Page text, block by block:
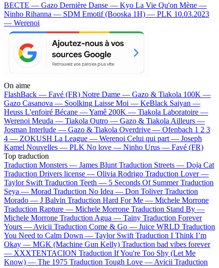
BECTE — Gazo Dernière Danse — Kyo La Vie Qu'on Mène —
Ninho Rihanna — SDM Emotif (Booska 1H) — PLK 10.03.2023
— Werenoi
On aime
FlashBack — Favé (FR) Notre Dame — Gazo & Tiakola 100K —
Gazo Casanova — Soolking Laisse Moi — KeBlack Saiyan —
Heuss L'enfoiré Bécane —Yamê 200K — Tiakola Laboratoire —
Werenoi Meuda — Tiakola Outro — Gazo & Tiakola Ailleurs —
Josman Interlude — Gazo & Tiakola Overdrive — Ofenbach 1 2 3
4 — ZOKUSH La League — Werenoi Celui qui part — Joseph
Kamel Nouvelles — PLK No love — Ninho Urus — Favé (FR)
Top traduction
Traduction Monsters — James Blunt Traduction Streets — Doja Cat
Traduction Drivers license — Olivia Rodrigo Traduction Lover —
Taylor Swift Traduction Teeth — 5 Seconds Of Summer Traduction
Seya — Morad Traduction No Idea — Don Toliver Traduction
Morado — J Balvin Traduction Hard For Me — Michele Morrone
Traduction Rapture — Michele Morrone Traduction Stand By —
Michele Morrone Traduction Agua — Tainy Traduction Forever
Yours — Avicii Traduction Come & Go — Juice WRLD Traduction
You Need to Calm Down — Taylor Swift Traduction I Think I’m
Okay — MGK (Machine Gun Kelly) Traduction bad vibes forever
— XXXTENTACION Traduction If You're Too Shy (Let Me
Know) — The 1975 Traduction Tough Love — Avicii Traduction